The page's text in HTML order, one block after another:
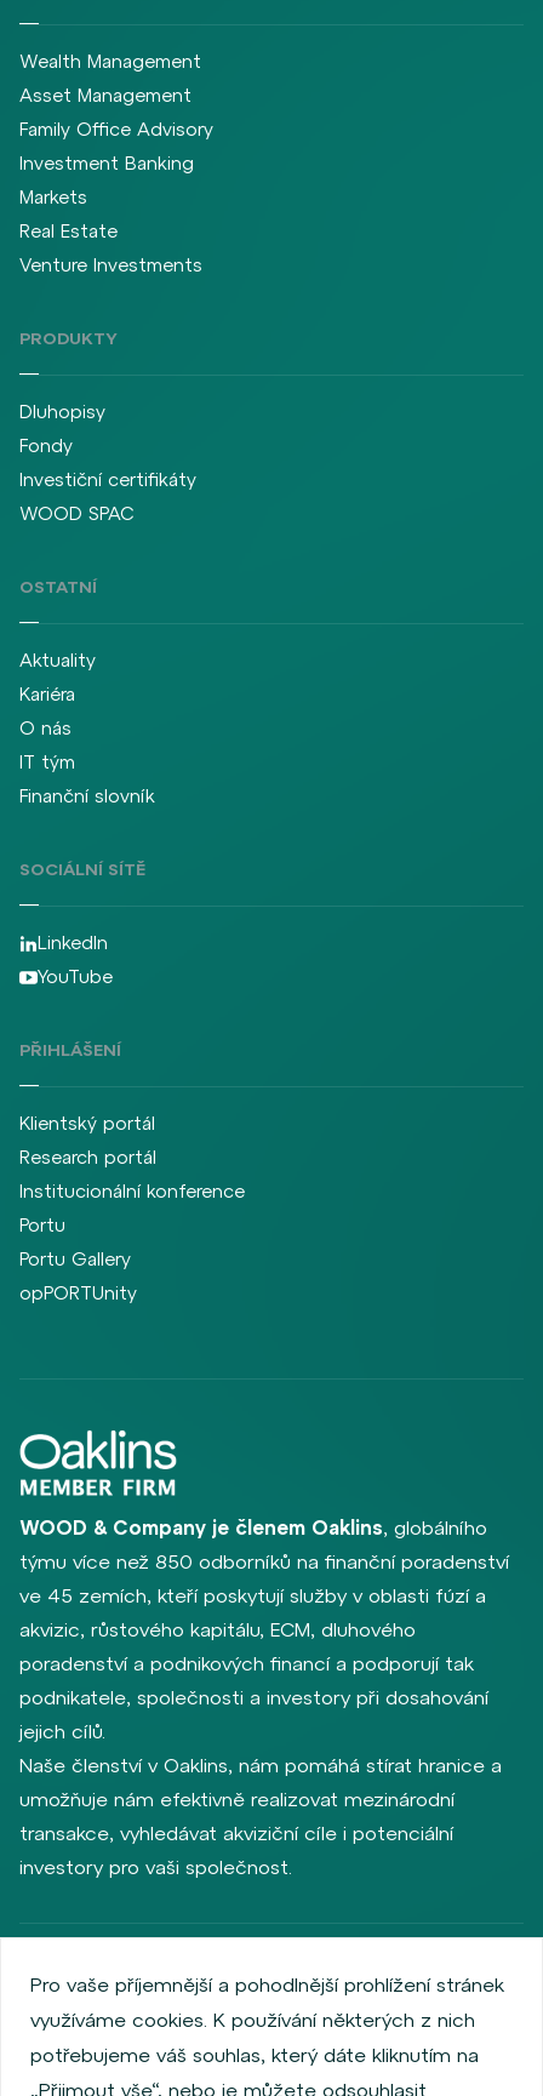
Wealth Management
Asset Management
Family Office Advisory
Investment Banking
Markets
Real Estate
Venture Investments
PRODUKTY
Dluhopisy
Fondy
Investiční certifikáty
WOOD SPAC
OSTATNÍ
Aktuality
Kariéra
O nás
IT tým
Finanční slovník
SOCIÁLNÍ SÍTĚ
LinkedIn
YouTube
PŘIHLÁŠENÍ
Klientský portál
Research portál
Institucionální konference
Portu
Portu Gallery
opPORTUnity
WOOD & Company je členem Oaklins, globálního
týmu více než 850 odborníků na finanční poradenství
ve 45 zemích, kteří poskytují služby v oblasti fúzí a
akvizic, růstového kapitálu, ECM, dluhového
poradenství a podnikových financí a podporují tak
podnikatele, společnosti a investory při dosahování
jejich cílů.
Naše členství v Oaklins, nám pomáhá stírat hranice a
umožňuje nám efektivně realizovat mezinárodní
transakce, vyhledávat akviziční cíle i potenciální
investory pro vaši společnost.
Zásady ochrany osobních údajů
Používání cookies
Informace o emitentech
Zaměstnanecký akciový program
Povinně zveřejňované informace
Finanční výkonnost
Pro vaše příjemnější a pohodlnější prohlížení stránek
využíváme cookies. K používání některých z nich
potřebujeme váš souhlas, který dáte kliknutím na
„Přijmout vše“, nebo je můžete odsouhlasit